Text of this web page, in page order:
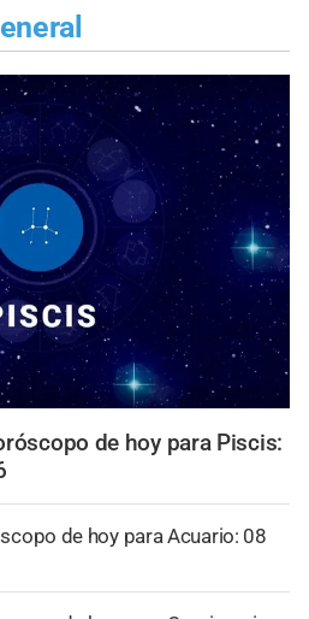
de hoy para Piscis:
de hoy para Acuario: 08